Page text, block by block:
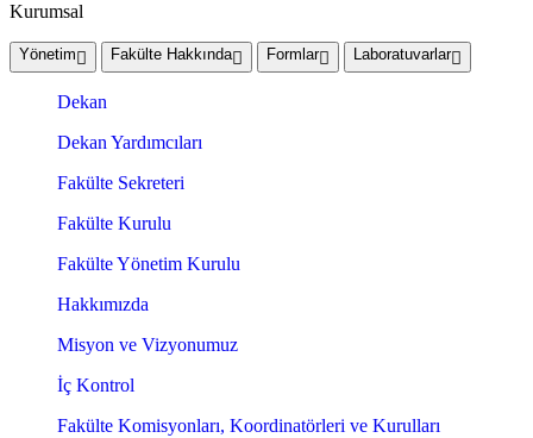
Kurumsal
Yönetim Fakülte Hakkında Formlar Laboratuvarlar
Dekan
Dekan Yardımcıları
Fakülte Sekreteri
Fakülte Kurulu
Fakülte Yönetim Kurulu
Hakkımızda
Misyon ve Vizyonumuz
İç Kontrol
Fakülte Komisyonları, Koordinatörleri ve Kurulları